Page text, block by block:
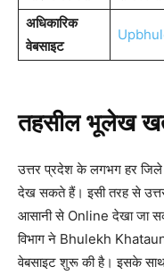
अधिकारिक
वेबसाइट
तहसील भूलेख
उत्तर प्रदेश के लगभग हर
देख सकते हैं। इसी तरह से
आसानी से Online देखा जा
विभाग ने Bhulekh
वेबसाइट शुरू की है। इसके साथ